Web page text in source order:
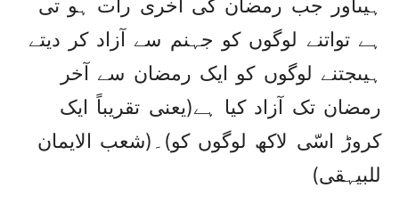
ہیںاور جب رمضان کی آخری رات ہو تی
ہے تواتنے لوگوں کو جہنم سے آزاد کر دیتے
ہیںجتنے لوگوں کو ایک رمضان سے آخر
رمضان تک آزاد کیا ہے(یعنی تقریباً ایک
کروڑ اسّی لاکھ لوگوں کو)۔(شعب الایمان
للبیہقی)